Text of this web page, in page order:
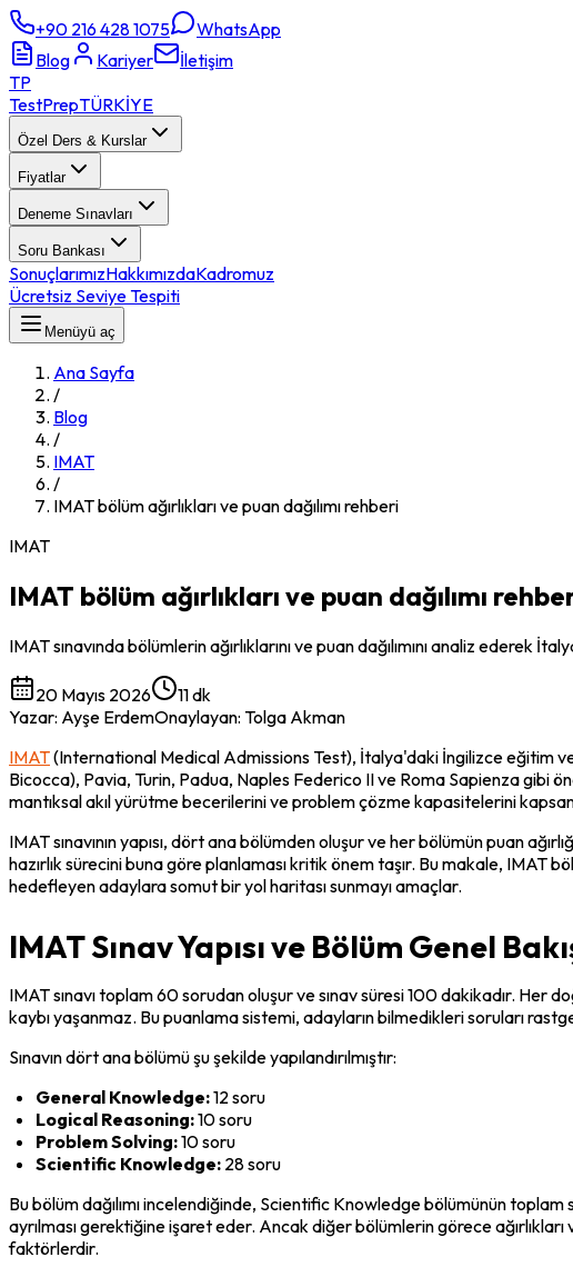
+90 216 428 1075
WhatsApp
Blog
Kariyer
İletişim
TP
TestPrepTÜRKİYE
Özel Ders & Kurslar
Fiyatlar
Deneme Sınavları
Soru Bankası
SonuçlarımızHakkımızdaKadromuz
Ücretsiz Seviye Tespiti
Menüyü aç
Ana Sayfa
/
Blog
/
IMAT
/
IMAT bölüm ağırlıkları ve puan dağılımı rehberi
IMAT
IMAT bölüm ağırlıkları ve puan dağılımı
IMAT sınavında bölümlerin ağırlıklarını ve puan dağılımını analiz
20 Mayıs 2026
11 dk
Yazar: Ayşe ErdemOnaylayan: Tolga Akman
IMAT (International Medical Admissions Test), İtalya'daki İngilizce eğitim
Bicocca), Pavia, Turin, Padua, Naples Federico II ve Roma Sapienza gibi
mantıksal akıl yürütme becerilerini ve problem çözme kapasitelerini
IMAT sınavının yapısı, dört ana bölümden oluşur ve her bölümün puan
hazırlık sürecini buna göre planlaması kritik önem taşır. Bu makale, IMAT
hedefleyen adaylara somut bir yol haritası sunmayı amaçlar.
IMAT Sınav Yapısı ve Bölüm Genel
IMAT sınavı toplam 60 sorudan oluşur ve sınav süresi 100 dakikadır. Her
kaybı yaşanmaz. Bu puanlama sistemi, adayların bilmedikleri soruları
Sınavın dört ana bölümü şu şekilde yapılandırılmıştır:
General Knowledge: 12 soru
Logical Reasoning: 10 soru
Problem Solving: 10 soru
Scientific Knowledge: 28 soru
Bu bölüm dağılımı incelendiğinde, Scientific Knowledge bölümünün
ayrılması gerektiğine işaret eder. Ancak diğer bölümlerin görece
faktörlerdir.